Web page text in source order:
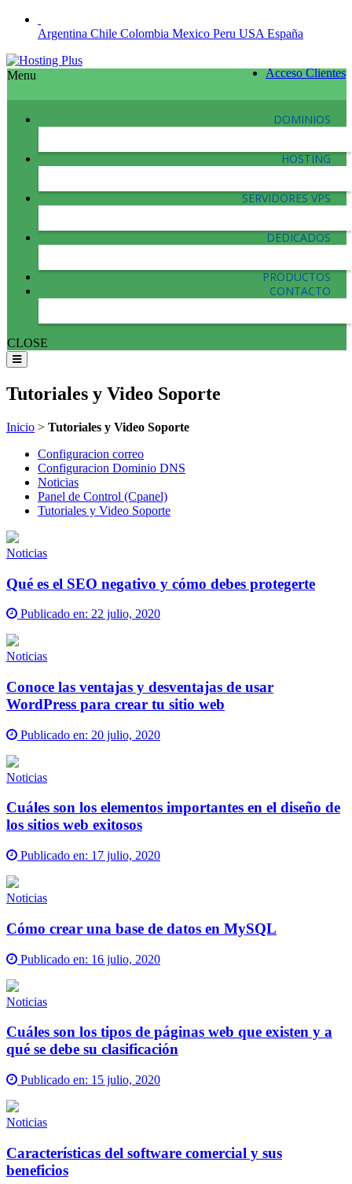
Argentina Chile Colombia Mexico Peru USA España
Acceso Clientes
Menu
DOMINIOS
HOSTING
SERVIDORES VPS
DEDICADOS
PRODUCTOS
CONTACTO
CLOSE
Tutoriales y Video Soporte
Inicio > Tutoriales y Video Soporte
Configuracion correo
Configuracion Dominio DNS
Noticias
Panel de Control (Cpanel)
Tutoriales y Video Soporte
Noticias
Qué es el SEO negativo y cómo debes protegerte
Publicado en: 22 julio, 2020
Noticias
Conoce las ventajas y desventajas de usar
WordPress para crear tu sitio web
Publicado en: 20 julio, 2020
Noticias
Cuáles son los elementos importantes en el diseño de
los sitios web exitosos
Publicado en: 17 julio, 2020
Noticias
Cómo crear una base de datos en MySQL
Publicado en: 16 julio, 2020
Noticias
Cuáles son los tipos de páginas web que existen y a
qué se debe su clasificación
Publicado en: 15 julio, 2020
Noticias
Características del software comercial y sus
beneficios